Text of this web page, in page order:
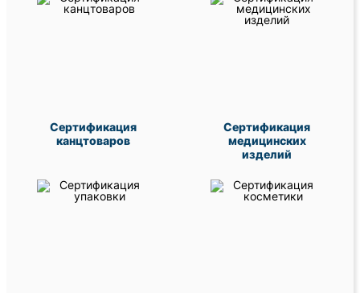
Сертификация
канцтоваров
Сертификация
медицинских
изделий